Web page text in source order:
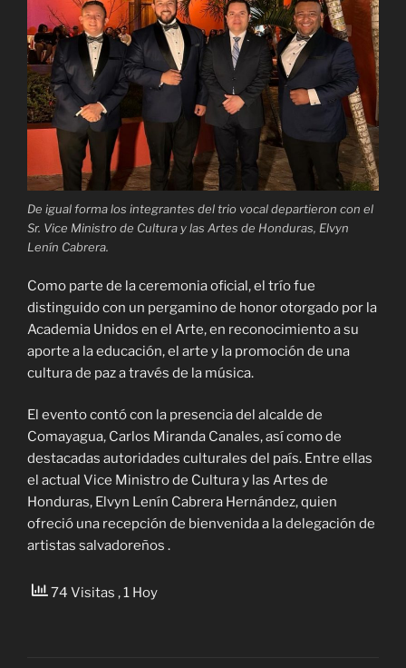
De igual forma los integrantes del trio vocal departieron con el
Sr. Vice Ministro de Cultura y las Artes de Honduras, Elvyn
Lenín Cabrera.
Como parte de la ceremonia oficial, el trío fue
distinguido con un pergamino de honor otorgado por la
Academia Unidos en el Arte, en reconocimiento a su
aporte a la educación, el arte y la promoción de una
cultura de paz a través de la música.
El evento contó con la presencia del alcalde de
Comayagua, Carlos Miranda Canales, así como de
destacadas autoridades culturales del país. Entre ellas
el actual Vice Ministro de Cultura y las Artes de
Honduras, Elvyn Lenín Cabrera Hernández, quien
ofreció una recepción de bienvenida a la delegación de
artistas salvadoreños .
74 Visitas , 1 Hoy